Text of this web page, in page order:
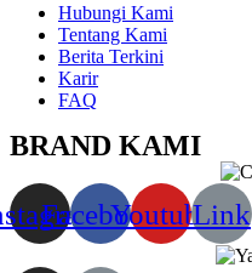
Hubungi Kami
Tentang Kami
Berita Terkini
Karir
FAQ
BRAND KAMI
FacebookYoutubeLink